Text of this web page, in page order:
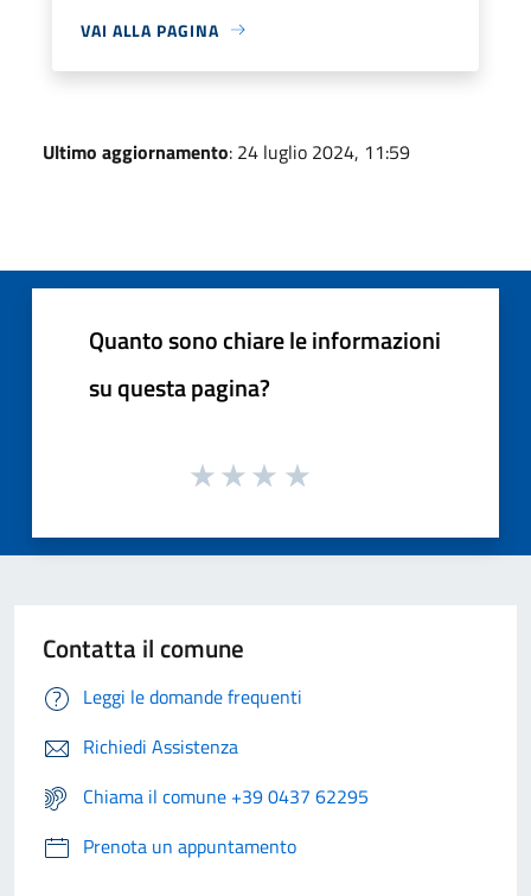
VAI ALLA PAGINA
Ultimo aggiornamento: 24 luglio 2024, 11:59
Quanto sono chiare le informazioni
su questa pagina?
Contatta il comune
Leggi le domande frequenti
Richiedi Assistenza
Chiama il comune +39 0437 62295
Prenota un appuntamento